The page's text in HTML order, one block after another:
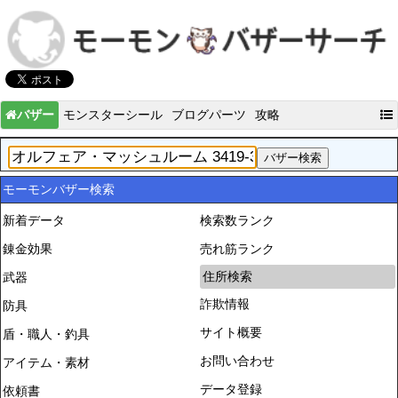
バザー モンスターシール ブログパーツ 攻略
モーモンバザー検索
新着データ
錬金効果
武器
防具
盾・職人・釣具
アイテム・素材
依頼書
検索数ランク
売れ筋ランク
住所検索
詐欺情報
サイト概要
お問い合わせ
データ登録